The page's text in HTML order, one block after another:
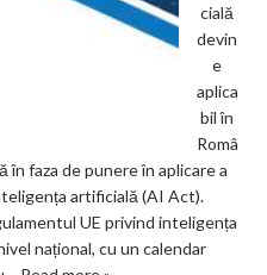
cială
devin
e
aplica
bil în
Româ
în faza de punere în aplicare a
artificială (AI Act).
UE privind inteligența
național, cu un calendar